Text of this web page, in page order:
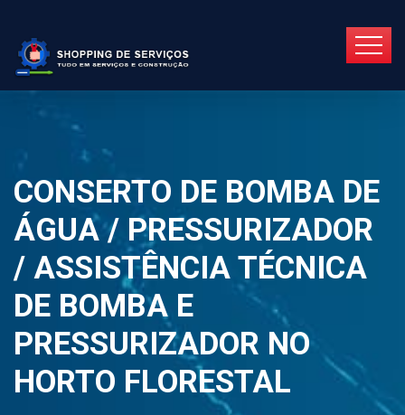
CONSERTO DE BOMBA DE
ÁGUA / PRESSURIZADOR
/ ASSISTÊNCIA TÉCNICA
DE BOMBA E
PRESSURIZADOR NO
HORTO FLORESTAL